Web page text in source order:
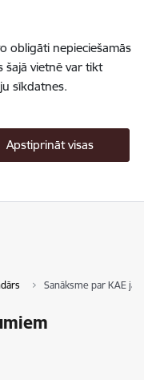
obligāti nepieciešamās
šajā vietnē var tikt
sīkdatnes.
Apstiprināt visas
Sanāksme par KAE